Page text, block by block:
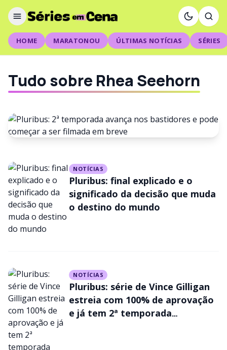
HOME MARATONOU ÚLTIMAS NOTÍCIAS SÉRIES
Tudo sobre Rhea Seehorn
Pluribus: 2ª temporada avança
nos bastidores e pode
começar a ser filmada em
breve
NOTÍCIAS
Pluribus: final explicado e o
significado da decisão que muda
o destino do mundo
NOTÍCIAS
Pluribus: série de Vince Gilligan
estreia com 100% de aprovação
e já tem 2ª temporada